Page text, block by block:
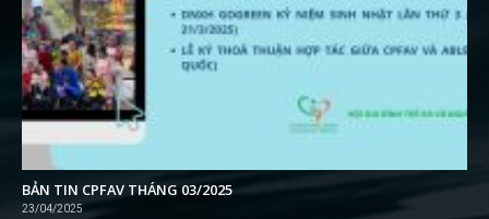
BẢN TIN CPFAV THÁNG 03/2025
23/04/2025